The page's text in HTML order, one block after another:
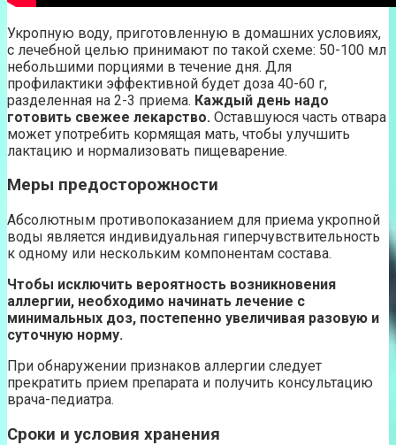
Укропную воду, приготовленную в домашних условиях,
с лечебной целью принимают по такой схеме: 50-100 мл
небольшими порциями в течение дня. Для
профилактики эффективной будет доза 40-60 г,
разделенная на 2-3 приема. Каждый день надо
готовить свежее лекарство. Оставшуюся часть отвара
может употребить кормящая мать, чтобы улучшить
лактацию и нормализовать пищеварение.
Меры предосторожности
Абсолютным противопоказанием для приема укропной
воды является индивидуальная гиперчувствительность
к одному или нескольким компонентам состава.
Чтобы исключить вероятность возникновения
аллергии, необходимо начинать лечение с
минимальных доз, постепенно увеличивая разовую и
суточную норму.
При обнаружении признаков аллергии следует
прекратить прием препарата и получить консультацию
врача-педиатра.
Сроки и условия хранения